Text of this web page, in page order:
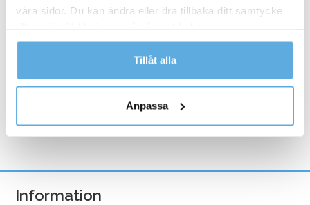
våra sidor. Du kan ändra eller dra tillbaka ditt samtycke
Läs mer i vår integritetspolicy om vilka vi är, hur du
kontaktar oss och på vilket sätt vi behandlar
Tillåt alla
Anpassa
Lamineringsficka AO Matt 2x125mic A3 25/fp
AO
2x125mic
mängd
Köp nu
I lager
Information